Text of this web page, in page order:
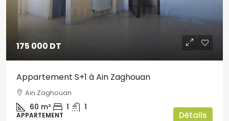
175 000 DT
Appartement S+1 à Ain Zaghouan
Ain Zaghouan
60 m² 1 1
APPARTEMENT Détails